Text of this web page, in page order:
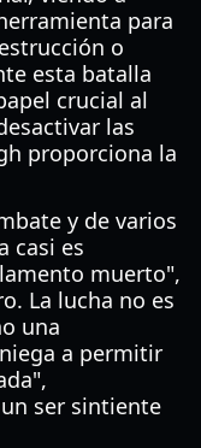
para
o
esta batalla
crucial al
las
proporciona la
y de varios
casi es
muerto",
La lucha no es
una
a permitir
ser sintiente